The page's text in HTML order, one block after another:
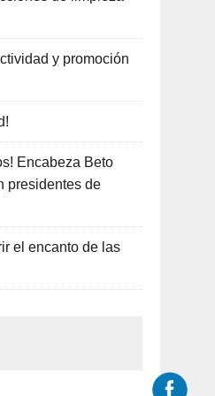
y promoción
Encabeza Beto
presidentes de
el encanto de las